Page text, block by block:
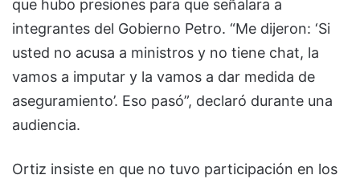
que hubo presiones para que señalara a
integrantes del Gobierno Petro. “Me dijeron: ‘Si
usted no acusa a ministros y no tiene chat, la
vamos a imputar y la vamos a dar medida de
aseguramiento’. Eso pasó”, declaró durante una
audiencia.
Ortiz insiste en que no tuvo participación en los